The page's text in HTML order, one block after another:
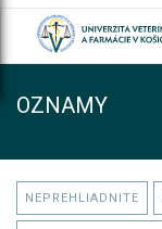
OZNAMY
NEPREHLIADNITE